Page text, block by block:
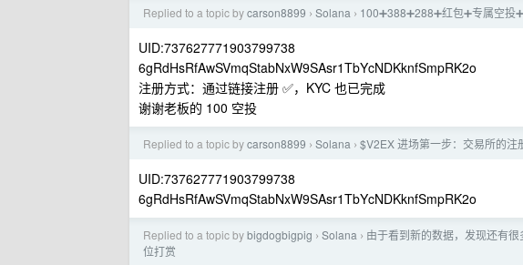
Replied to a topic bycarson8899 › Solana › 100➕388➕288➕红包➕专属空投
UID:737627771903799738
6gRdHsRfAwSVmqStabNxW9SAsr1TbYcNDKknfSmpRK2o
注册方式：通过链接注册 ✅，KYC 也已完成
谢谢老板的 100 空投
Replied to a topic bycarson8899 › Solana › $V2EX 进场第一步：交易所的
UID:737627771903799738
6gRdHsRfAwSVmqStabNxW9SAsr1TbYcNDKknfSmpRK2o
Replied to a topic bybigdogbigpig › Solana › 由于看到新的数据，发现还有
位打赏